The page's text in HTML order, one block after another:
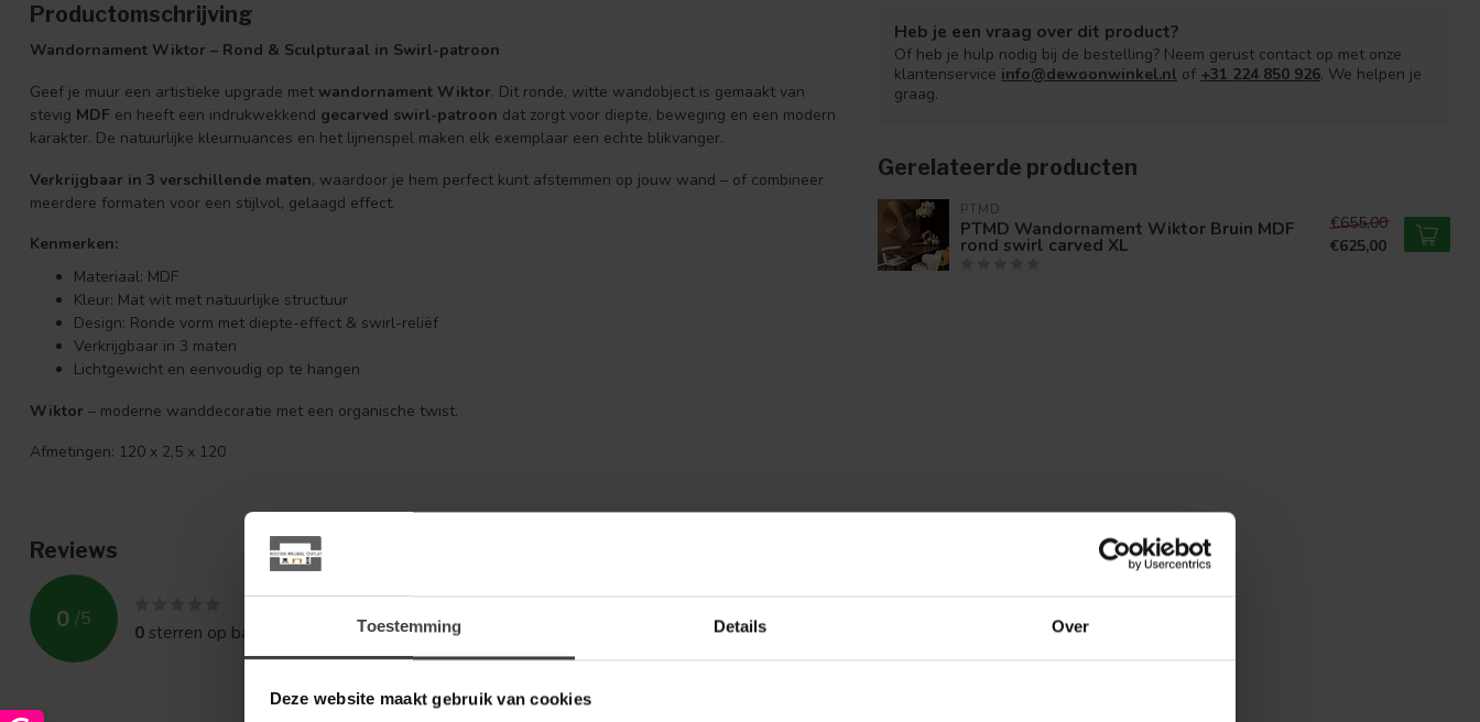
Toestemming Details Over
Deze website maakt gebruik van cookies
Productomschrijving
Wandornament Wiktor – Rond & Sculpturaal in Swirl-patroon
Geef je muur een artistieke upgrade met wandornament Wiktor. Dit ronde, witte wandobject is gemaakt van
stevig MDF en heeft een indrukwekkend gecarved swirl-patroon dat zorgt voor diepte, beweging en een modern
karakter. De natuurlijke kleurnuances en het lijnenspel maken elk exemplaar een echte blikvanger.
Verkrijgbaar in 3 verschillende maten, waardoor je hem perfect kunt afstemmen op jouw wand – of combineer
meerdere formaten voor een stijlvol, gelaagd effect.
Kenmerken:
Materiaal: MDF
Kleur: Mat wit met natuurlijke structuur
Design: Ronde vorm met diepte-effect & swirl-reliëf
Verkrijgbaar in 3 maten
Lichtgewicht en eenvoudig op te hangen
Wiktor – moderne wanddecoratie met een organische twist.
Afmetingen: 120 x 2,5 x 120
Reviews
0 /5
0sterren op basis van beoordelingen
Je beoordeling toevoegen
Heb je een vraag over dit product?
Of heb je hulp nodig bij de bestelling? Neem gerust contact op met onze
klantenservice info@dewoonwinkel.nl of +31 224 850 926. We helpen je
graag.
Gerelateerde producten
PTMD
PTMD Wandornament Wiktor Bruin MDF
rond swirl carved XL
€655,00
€625,00